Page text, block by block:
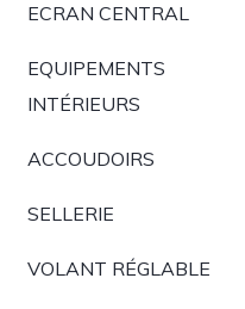
ECRAN CENTRAL
EQUIPEMENTS
INTÉRIEURS
ACCOUDOIRS
SELLERIE
VOLANT RÉGLABLE